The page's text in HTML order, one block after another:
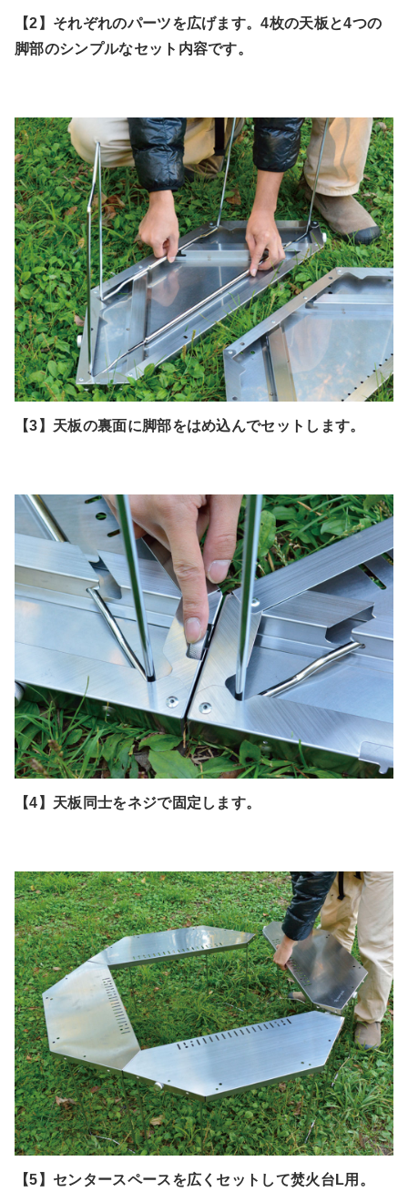
【2】それぞれのパーツを広げます。4枚の天板と4つの
脚部のシンプルなセット内容です。
【3】天板の裏面に脚部をはめ込んでセットします。
【4】天板同士をネジで固定します。
【5】センタースペースを広くセットして焚火台L用。